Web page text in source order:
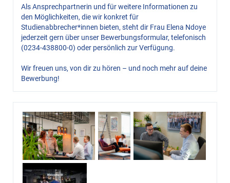
Als Ansprechpartnerin und für weitere Informationen zu
den Möglichkeiten, die wir konkret für
Studienabbrecher*innen bieten, steht dir Frau Elena Ndoye
jederzeit gern über unser Bewerbungsformular, telefonisch
(0234-438800-0) oder persönlich zur Verfügung.
Wir freuen uns, von dir zu hören – und noch mehr auf deine
Bewerbung!